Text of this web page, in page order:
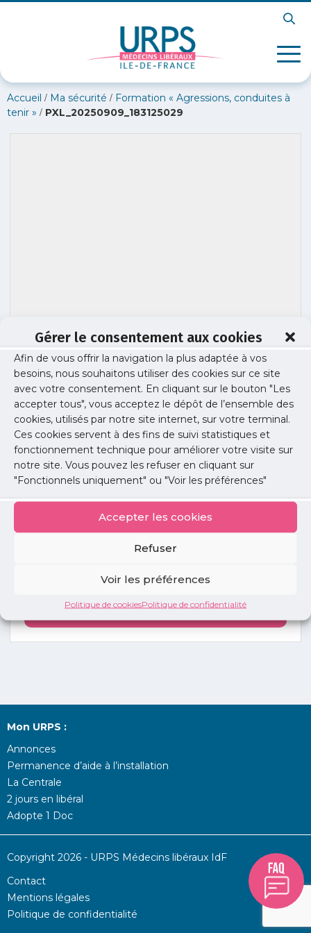
Gérer le consentement aux cookies
Afin de vous offrir la navigation la plus adaptée à vos
besoins, nous souhaitons utiliser des cookies sur ce site
avec votre consentement. En cliquant sur le bouton "Les
accepter tous", vous acceptez le dépôt de l’ensemble des
cookies, utilisés par notre site internet, sur votre terminal.
Ces cookies servent à des fins de suivi statistiques et
fonctionnement technique pour améliorer votre visite sur
notre site. Vous pouvez les refuser en cliquant sur
"Fonctionnels uniquement" ou "Voir les préférences"
Accepter les cookies
Refuser
Voir les préférences
Politique de cookiesPolitique de confidentialité
Accueil / Ma sécurité / Formation « Agressions, conduites à
tenir » / PXL_20250909_183125029
PXL_20250909_183125029
Publié le : 10 septembre 2025
Partager cet article :
annonces
Mon URPS :
Annonces
Permanence d’aide à l’installation
La Centrale
2 jours en libéral
Adopte 1 Doc
Copyright 2026 - URPS Médecins libéraux IdF
Contact
Mentions légales
Politique de confidentialité